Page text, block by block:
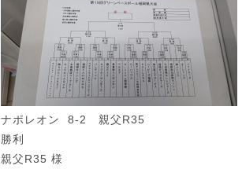
ナポレオン 8‐2 親父R35
勝利
親父R35 様